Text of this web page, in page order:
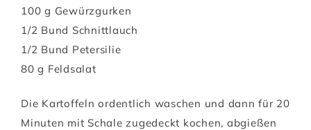
100 g Gewürzgurken
1/2 Bund Schnittlauch
1/2 Bund Petersilie
80 g Feldsalat
Die Kartoffeln ordentlich waschen und dann für 20
Minuten mit Schale zugedeckt kochen, abgießen